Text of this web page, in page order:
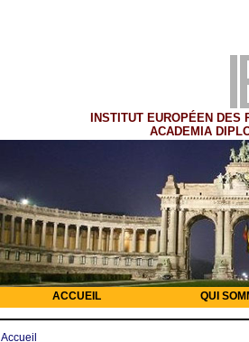
INSTITUT EUROPÉEN DES
ACADEMIA
ACCUEIL QUI
Accueil